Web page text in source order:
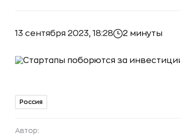
13 сентября 2023, 18:28 2 минуты
Россия
Автор: